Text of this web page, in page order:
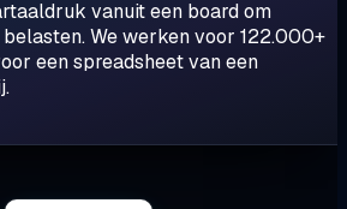
vanuit een board om
We werken voor 122.000+
een spreadsheet van een